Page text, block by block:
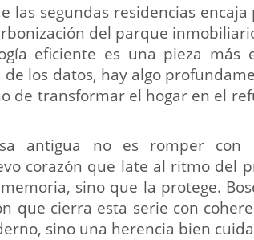
las segundas residencias
del parque
eficiente es una pieza más
los datos, hay algo
de transformar el hogar en el
antigua no es romper con
corazón que late al ritmo del
sino que la protege.
que cierra esta serie con
sino una herencia bien